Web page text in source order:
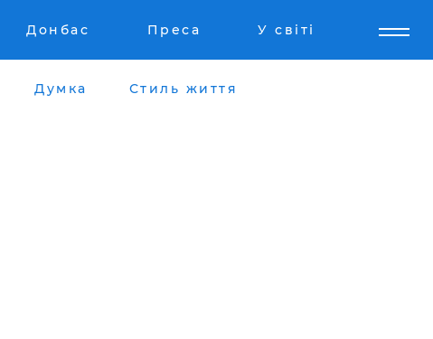
Донбас Преса У світі
Думка Стиль життя